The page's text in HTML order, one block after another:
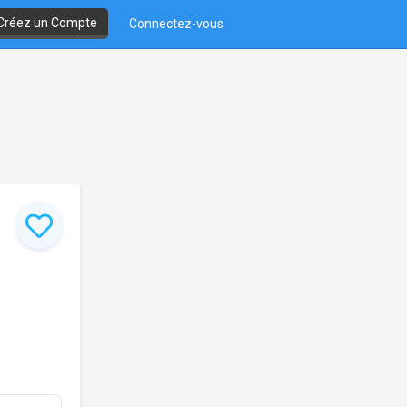
un Compte Connectez-vous